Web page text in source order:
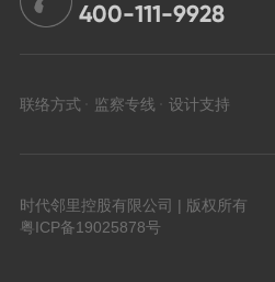
400-111-9928
联络方式 监察专线 设计支持
时代邻里控股有限公司 | 版权所有
粤ICP备19025878号